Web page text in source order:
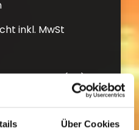
Über Cookies
inkl. MwSt
(DE)